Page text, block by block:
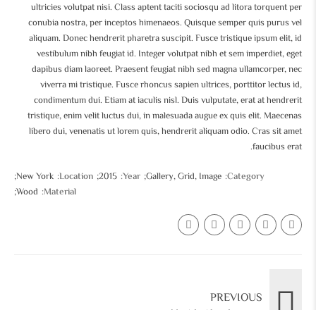
ultricies volutpat nisi. Class aptent taciti sociosqu ad litora torquent per
conubia nostra, per inceptos himenaeos. Quisque semper quis purus vel
aliquam. Donec hendrerit pharetra suscipit. Fusce tristique ipsum elit, id
vestibulum nibh feugiat id. Integer volutpat nibh et sem imperdiet, eget
dapibus diam laoreet. Praesent feugiat nibh sed magna ullamcorper, nec
viverra mi tristique. Fusce rhoncus sapien ultrices, porttitor lectus id,
condimentum dui. Etiam at iaculis nisl. Duis vulputate, erat at hendrerit
tristique, enim velit luctus dui, in malesuada augue ex quis elit. Maecenas
libero dui, venenatis ut lorem quis, hendrerit aliquam odio. Cras sit amet
faucibus erat.
Category
Gallery, Grid, Image
Year
2015
Location
New York
Material
Wood
PREVIOUS